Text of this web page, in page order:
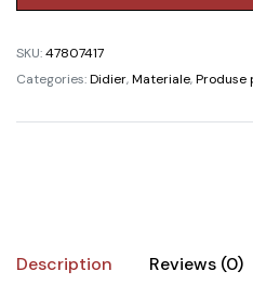
LAB
SKU:47807417
Categories:Didier,Materiale,Produse
Description Reviews (0)